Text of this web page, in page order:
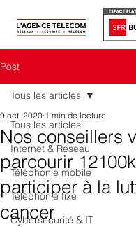
Post
Tous les articles
Internet & Réseau
Téléphonie mobile
Téléphonie fixe
Cybersécurité & IT
Tous les articles
Nos conseillers
parcourir
participer à la
cancer
9 oct. 2020 1 min de lecture